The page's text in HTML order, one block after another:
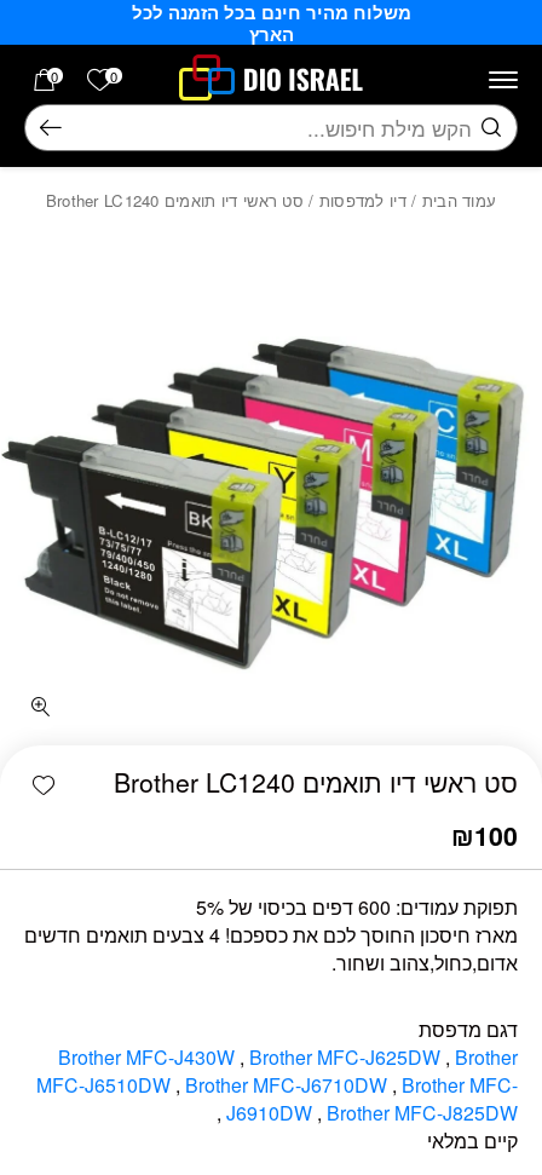
משלוח מהיר חינם בכל הזמנה לכל
הארץ
0 הרשימה
0
חיפוש
עמוד הבית /דיו למדפסות / סט ראשי דיו תואמים Brother LC1240
סט ראשי דיו תואמים Brother LC1240
₪100
תפוקת עמודים: 600 דפים בכיסוי של 5%
מארז חיסכון החוסך לכם את כספכם! 4 צבעים תואמים חדשים
אדום,כחול,צהוב ושחור.
דגם מדפסת
Brother MFC-J430W , Brother MFC-J625DW , Brother
MFC-J6510DW , Brother MFC-J6710DW , Brother MFC-
J6910DW , Brother MFC-J825DW
,
קיים במלאי